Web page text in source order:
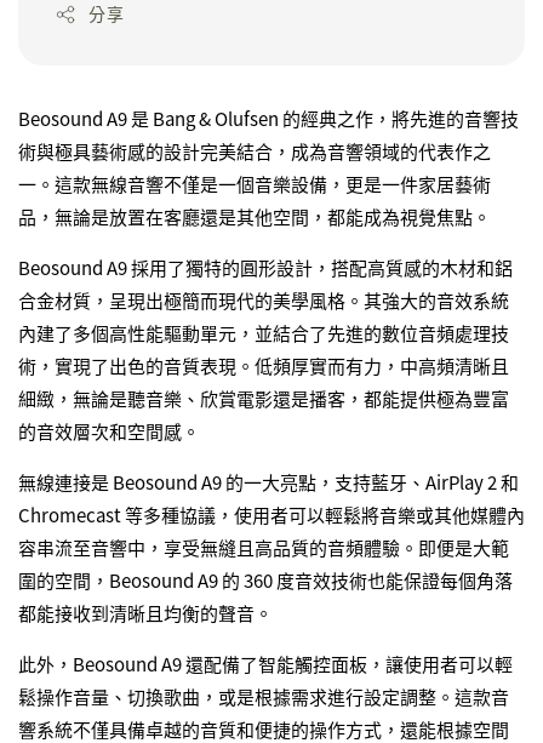
分享
Beosound A9 是 Bang & Olufsen 的經典之作，將先進的音響技
術與極具藝術感的設計完美結合，成為音響領域的代表作之
一。這款無線音響不僅是一個音樂設備，更是一件家居藝術
品，無論是放置在客廳還是其他空間，都能成為視覺焦點。
Beosound A9 採用了獨特的圓形設計，搭配高質感的木材和鋁
合金材質，呈現出極簡而現代的美學風格。其強大的音效系統
內建了多個高性能驅動單元，並結合了先進的數位音頻處理技
術，實現了出色的音質表現。低頻厚實而有力，中高頻清晰且
細緻，無論是聽音樂、欣賞電影還是播客，都能提供極為豐富
的音效層次和空間感。
無線連接是 Beosound A9 的一大亮點，支持藍牙、AirPlay 2 和
Chromecast 等多種協議，使用者可以輕鬆將音樂或其他媒體內
容串流至音響中，享受無縫且高品質的音頻體驗。即便是大範
圍的空間，Beosound A9 的 360 度音效技術也能保證每個角落
都能接收到清晰且均衡的聲音。
此外，Beosound A9 還配備了智能觸控面板，讓使用者可以輕
鬆操作音量、切換歌曲，或是根據需求進行設定調整。這款音
響系統不僅具備卓越的音質和便捷的操作方式，還能根據空間